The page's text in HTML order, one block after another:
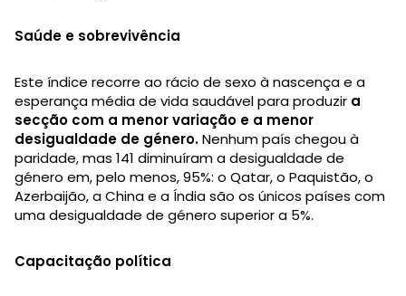
Saúde e sobrevivência
Este índice recorre ao rácio de sexo à nascença e a
esperança média de vida saudável para produzir a
secção com a menor variação e a menor
desigualdade de género.Nenhum país chegou à
paridade, mas 141 diminuíram a desigualdade de
género em, pelo menos, 95%: o Qatar, o Paquistão, o
Azerbaijão, a China e a Índia são os únicos países com
uma desigualdade de género superior a 5%.
Capacitação política